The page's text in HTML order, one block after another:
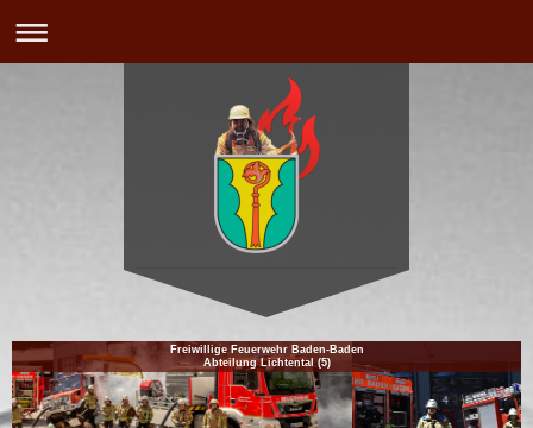
Freiwillige Feuerwehr Baden-Baden
Abteilung Lichtental (5)